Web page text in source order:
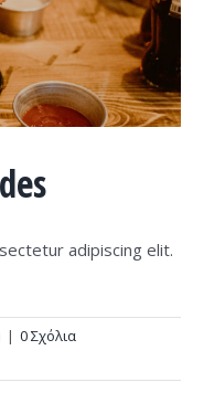
adipiscing elit.
| 0 Σχόλια